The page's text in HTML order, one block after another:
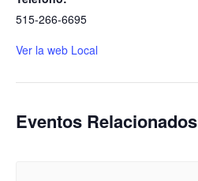
515-266-6695
Ver la web Local
Eventos Relacionados